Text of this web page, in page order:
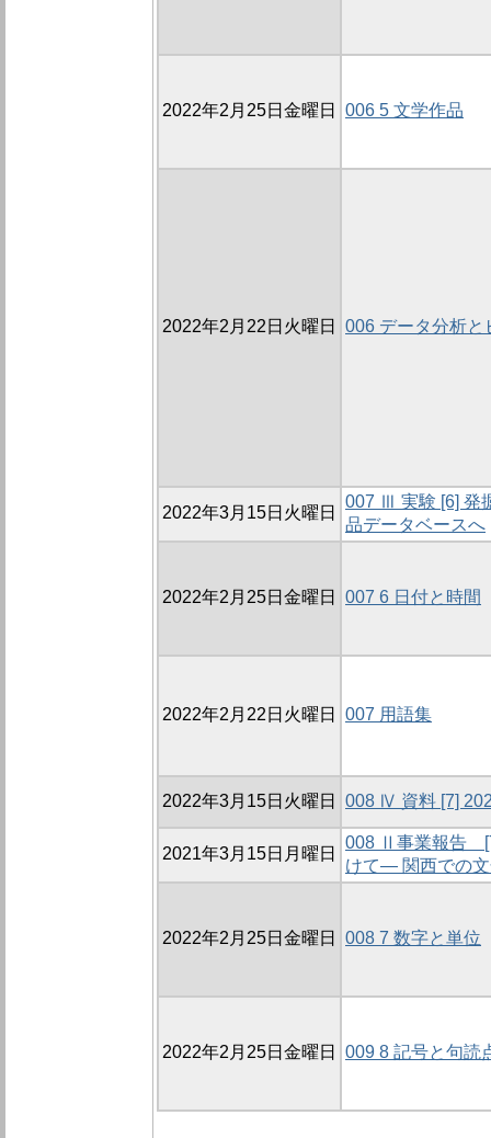
2022年2月25日金曜日 006 5 文学作品
2022年2月22日火曜日 006 データ分析と
2022年3月15日火曜日
007 Ⅲ 実験 [6] 発
品データベースへ
2022年2月25日金曜日 007 6 日付と時間
2022年2月22日火曜日 007 用語集
2022年3月15日火曜日 008 Ⅳ 資料 [7]
2021年3月15日月曜日
008 Ⅱ事業報告
けて― 関西での
2022年2月25日金曜日 008 7 数字と単位
2022年2月25日金曜日 009 8 記号と句読